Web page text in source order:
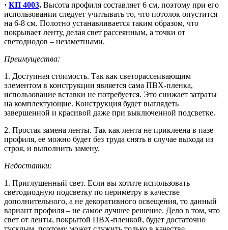
· КП 4003. Высота профиля составляет 6 см, поэтому при его
использовании следует учитывать то, что потолок опустится
на 6-8 см. Полотно устанавливается таким образом, что
покрывает ленту, делая свет рассеянным, а точки от
светодиодов – незаметными.
Преимущества:
1. Доступная стоимость. Так как светорассеивающим
элементом в конструкции является сама ПВХ-пленка,
использование вставки не потребуется. Это снижает затраты
на комплектующие. Конструкция будет выглядеть
завершенной и красивой даже при выключенной подсветке.
2. Простая замена ленты. Так как лента не приклеена в пазе
профиля, ее можно будет без труда снять в случае выхода из
строя, и выполнить замену.
Недостатки:
1. Приглушенный свет. Если вы хотите использовать
светодиодную подсветку по периметру в качестве
дополнительного, а не декоративного освещения, то данный
вариант профиля – не самое лучшее решение. Дело в том, что
свет от ленты, покрытой ПВХ-пленкой, будет достаточно